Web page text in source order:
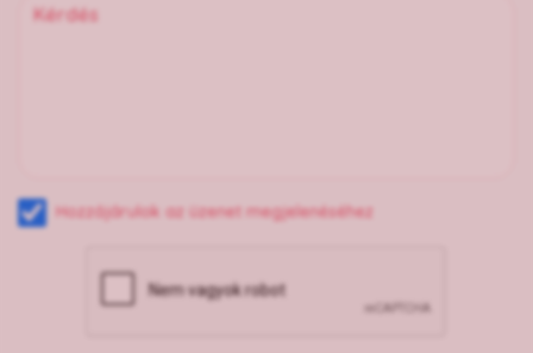
Hozzájárulok az üzenet megjelenéséhez